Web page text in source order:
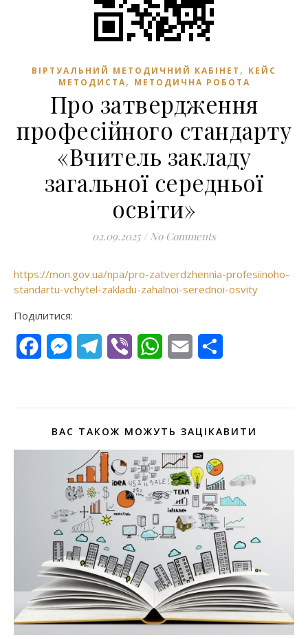
ВІРТУАЛЬНИЙ МЕТОДИЧНИЙ КАБІНЕТ , КЕЙС
МЕТОДИСТА, МЕТОДИЧНА РОБОТА
Про затвердження
професійного стандарту
«Вчитель закладу
загальної середньої
освіти»
02.09.2025 / No Comments
https://mon.gov.ua/npa/pro-zatverdzhennia-profesiinoho-
standartu-vchytel-zakladu-zahalnoi-serednoi-osvity
Поділитися:
FacebookMessengerTelegram
Viber WhatsApp
Email
ВАС ТАКОЖ МОЖУТЬ ЗАЦІКАВИТИ